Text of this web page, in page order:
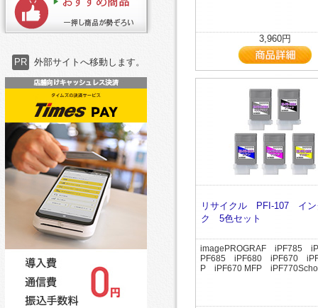
PR 外部サイトへ移動します。
3,960円
リサイクル PFI-107 イン
ク 5色セット
imagePROGRAF iPF785
PF685 iPF680 iPF670
P iPF670 MFP